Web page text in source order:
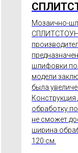
Мозаично-
СПЛИТСТОУН
шлифовки
модели
была
обработку
не сможет
ширина
120 см.